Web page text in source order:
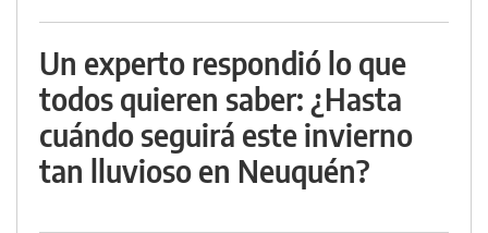
Un experto respondió lo que
todos quieren saber: ¿Hasta
cuándo seguirá este invierno
tan lluvioso en Neuquén?